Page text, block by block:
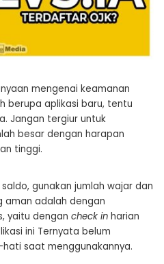
mengenai keamanan
berupa aplikasi baru, tentu
Jangan tergiur untuk
besar dengan harapan
tinggi.
gunakan jumlah wajar dan
aman adalah dengan
yaitu dengan check in harian
ini Ternyata belum
saat menggunakannya.